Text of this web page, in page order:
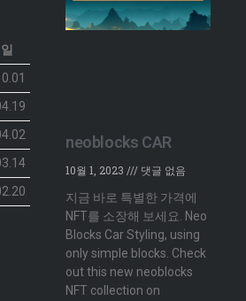
neoblocks CAR
10월 1, 2023
댓글 없음
지금 바로 특별한 가격에
NFT를 소장해 보세요. Neo
Blocks Car Styling, using
only simple blocks. Check
out this new neoblocks
NFT collection on